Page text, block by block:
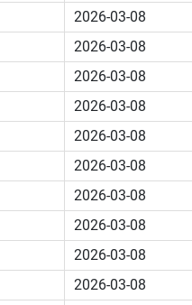
2026-03-08
2026-03-08
2026-03-08
2026-03-08
2026-03-08
2026-03-08
2026-03-08
2026-03-08
2026-03-08
2026-03-08